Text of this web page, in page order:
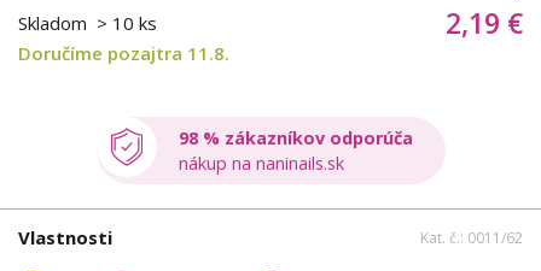
Skladom > 10 ks
Doručíme pozajtra 11.8.
2,19 €
98 % zákazníkov odporúča
nákup na naninails.sk
Vlastnosti Kat. č.: 0011/62